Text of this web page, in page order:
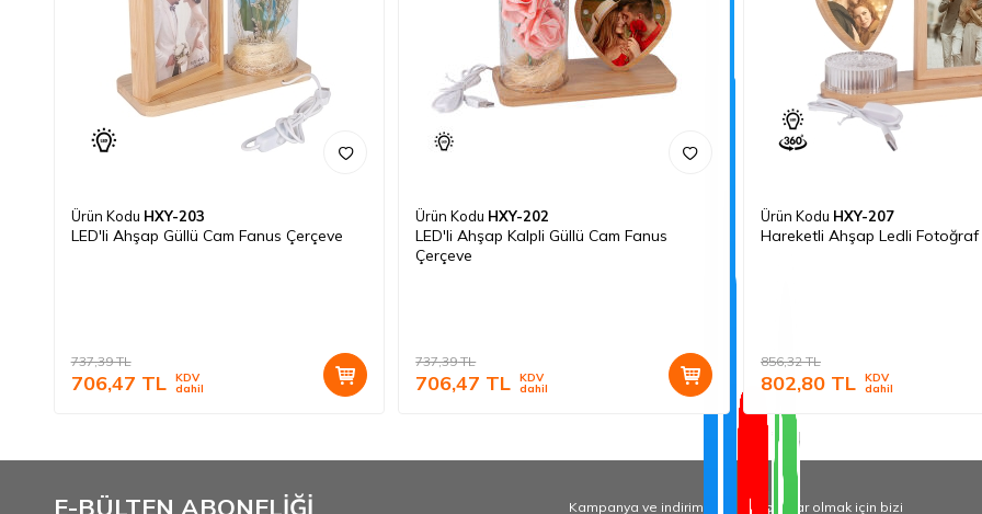
Ürün Kodu HXY-203
LED'li Ahşap Güllü Cam Fanus Çerçeve
737,39TL
706,47 TL KDV
dahil
Ürün Kodu HXY-202
LED'li Ahşap Kalpli Güllü Cam Fanus
Çerçeve
737,39TL
706,47 TL KDV
dahil
Ürün Kodu HXY-207
Hareketli Ahşap Ledli Fotoğraf
856,32TL
802,80TL KDV
dahil
E-BÜLTEN ABONELİĞİ Kampanya ve indirimlerden haberdar olmak için bizi